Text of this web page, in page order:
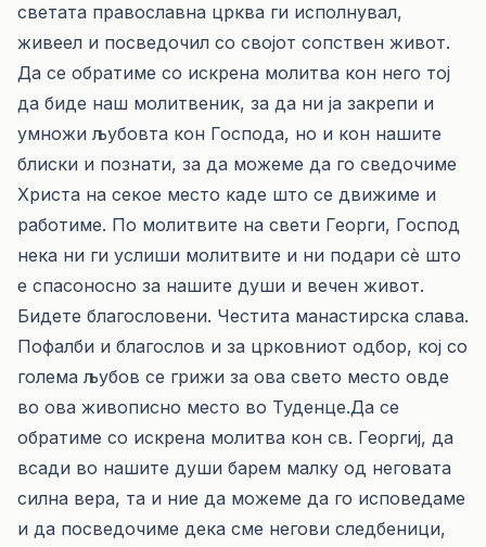
светата православна црква ги исполнувал,
живеел и посведочил со својот сопствен живот.
Да се обратиме со искрена молитва кон него тој
да биде наш молитвеник, за да ни ја закрепи и
умножи љубовта кон Господа, но и кон нашите
блиски и познати, за да можеме да го сведочиме
Христа на секое место каде што се движиме и
работиме. По молитвите на свети Георги, Господ
нека ни ги услиши молитвите и ни подари сè што
е спасоносно за нашите души и вечен живот.
Бидете благословени. Честита манастирска слава.
Пофалби и благослов и за црковниот одбор, кој со
голема љубов се грижи за ова свето место овде
во ова живописно место во Туденце.Да се
обратиме со искрена молитва кон св. Георгиј, да
всади во нашите души барем малку од неговата
силна вера, та и ние да можеме да го исповедаме
и да посведочиме дека сме негови следбеници,